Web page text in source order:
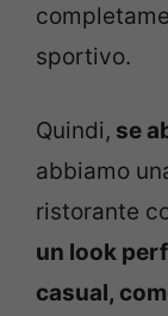
sportivo.
Quindi, se
abbiamo
ristorante
un look
casual,